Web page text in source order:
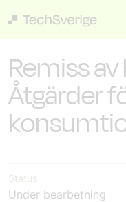
Remiss
Åtgärder
Status
Under bearbetning